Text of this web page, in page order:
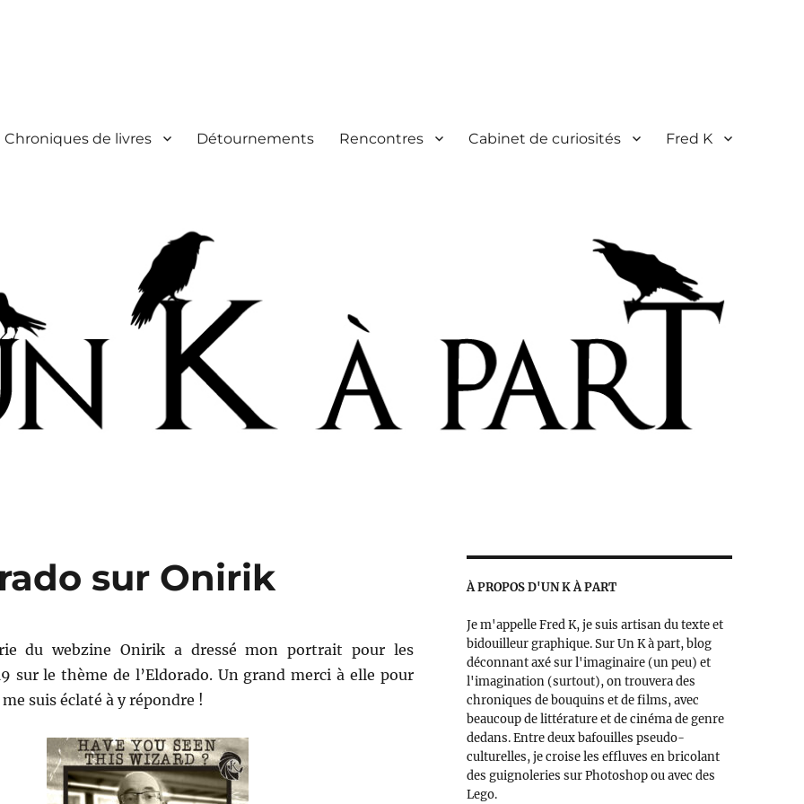
Chroniques de livres Détournements Rencontres Cabinet de curiosités Fred K
sur Onirik
du webzine Onirik a dressé mon portrait pour les
sur le thème de l’Eldorado. Un grand merci à elle pour
suis éclaté à y répondre !
À PROPOS D'UN K À PART
Je m'appelle Fred K, je suis artisan du texte et
bidouilleur graphique. Sur Un K à part, blog
déconnant axé sur l'imaginaire (un peu) et
l'imagination (surtout), on trouvera des
chroniques de bouquins et de films, avec
beaucoup de littérature et de cinéma de genre
dedans. Entre deux bafouilles pseudo-
culturelles, je croise les effluves en bricolant
des guignoleries sur Photoshop ou avec des
Lego.